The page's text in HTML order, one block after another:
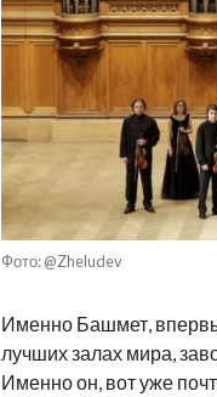
Фото: @Zheludev
Именно Башмет,
лучших залах мира,
Именно он, вот уже